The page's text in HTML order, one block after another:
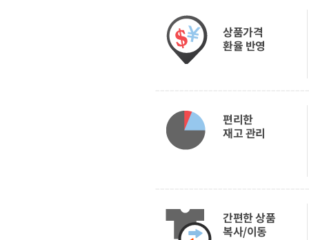
상품가격
환율 반영
편리한
재고 관리
간편한 상품
복사/이동